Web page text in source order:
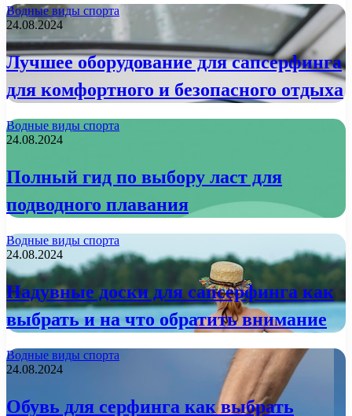
Водные виды спорта
24.08.2024
Лучшее оборудование для сапсерфинга
для комфортного и безопасного отдыха
Водные виды спорта
24.08.2024
Полный гид по выбору ласт для
подводного плавания
Водные виды спорта
24.08.2024
Надувные доски для сапсерфинга как
выбрать и на что обратить внимание
Водные виды спорта
24.08.2024
Обувь для серфинга как выбрать